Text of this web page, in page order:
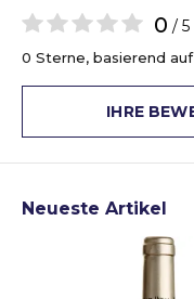
0 / 5
0 Sterne, basierend
IHRE
Neueste Artikel